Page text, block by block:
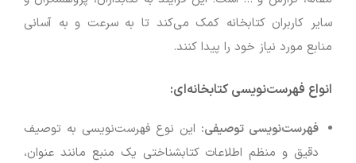
سایر کاربران کتابخانه کمک می‌کند تا به سرعت و به آسانی
منابع مورد نیاز خود را پیدا کنند.
انواع فهرست‌نویسی کتابخانه‌ای:
فهرست‌نویسی توصیفی: این نوع فهرست‌نویسی به توصیف
دقیق و منظم اطلاعات کتابشناختی یک منبع مانند عنوان،